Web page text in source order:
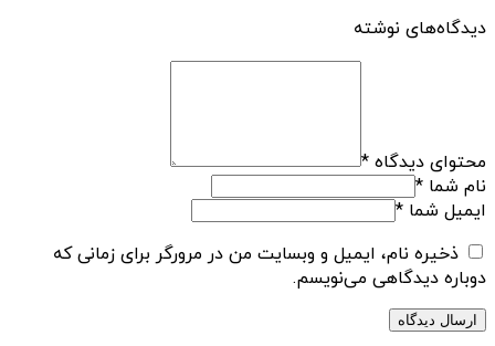
دیدگاه‌های نوشته
محتوای دیدگاه *
نام شما *
ایمیل شما *
ذخیره نام، ایمیل و وبسایت من در مرورگر برای زمانی که
دوباره دیدگاهی می‌نویسم.